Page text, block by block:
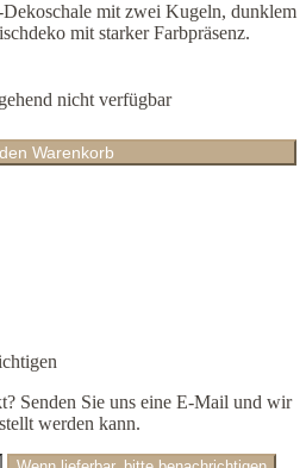
Dekoschale mit zwei Kugeln, dunklem
mit starker Farbpräsenz.
nicht verfügbar
Warenkorb
Senden Sie uns eine E-Mail und wir
werden kann.